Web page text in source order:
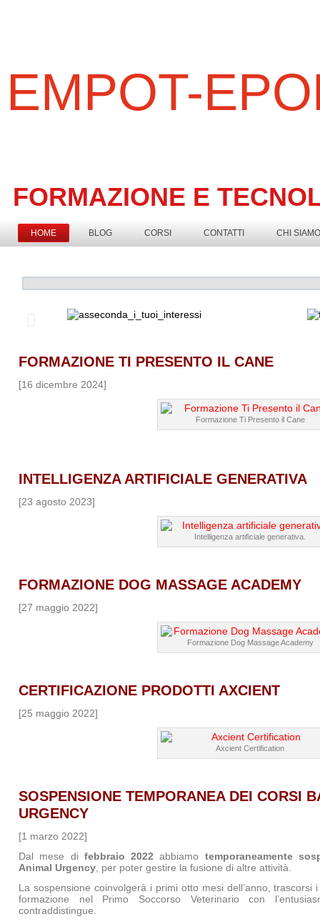
EMPOT-
FORMAZIONE E
HOME BLOG CORSI CONTATTI CHI SIAMO
FORMAZIONE TI PRESENTO IL CANE
[16 dicembre 2024]
Formazione Ti Presento il Cane
INTELLIGENZA ARTIFICIALE GENERATIVA
[23 agosto 2023]
Intelligenza artificiale generativa.
FORMAZIONE DOG MASSAGE ACADEMY
[27 maggio 2022]
Formazione Dog Massage Academy
CERTIFICAZIONE PRODOTTI AXCIENT
[25 maggio 2022]
Axcient Certification
SOSPENSIONE TEMPORANEA DEI CORSI
URGENCY
[1 marzo 2022]
Dal mese di febbraio 2022 abbiamo temporaneamente
Animal Urgency , per poter gestire la fusione di altre attività.
La sospensione coinvolgerà i primi otto mesi dell’anno,
formazione nel Primo Soccorso Veterinario con
contraddistingue.